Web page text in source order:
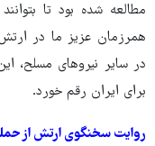
مطالعه شده بود تا
همرزمان عزیز ما در
در سایر نیروهای مسلح،
برای ایران رقم خورد.
روایت سخنگوی ارتش از